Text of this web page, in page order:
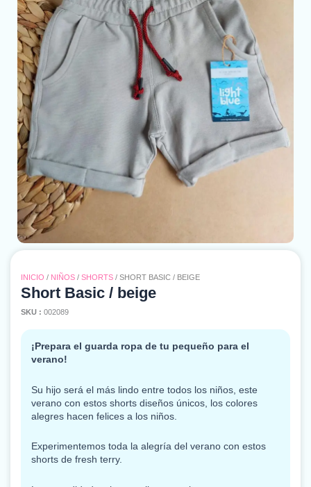
INICIO / NIÑOS / SHORTS / SHORT BASIC / BEIGE
Short Basic / beige
SKU : 002089
¡Prepara el guarda ropa de tu pequeño para el
verano!
Su hijo será el más lindo entre todos los niños, este
verano con estos shorts diseños únicos, los colores
alegres hacen felices a los niños.
Experimentemos toda la alegría del verano con estos
shorts de fresh terry.